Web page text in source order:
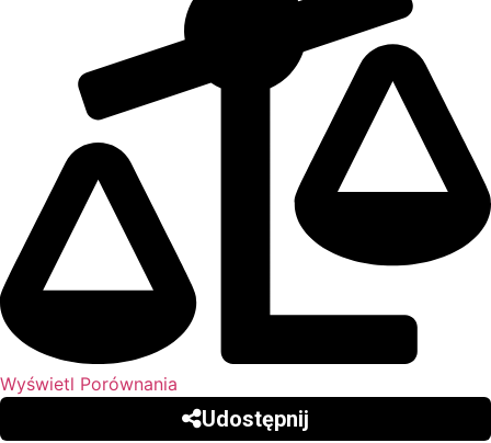
Wyświetl Porównania
Udostępnij